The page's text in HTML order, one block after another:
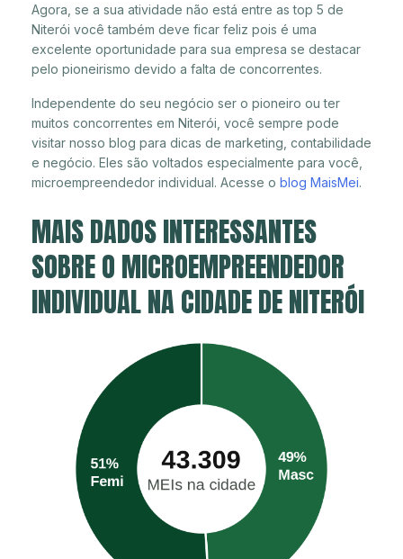
Agora, se a sua atividade não está entre as top 5 de
Niterói você também deve ficar feliz pois é uma
excelente oportunidade para sua empresa se destacar
pelo pioneirismo devido a falta de concorrentes.
Independente do seu negócio ser o pioneiro ou ter
muitos concorrentes em Niterói, você sempre pode
visitar nosso blog para dicas de marketing, contabilidade
e negócio. Eles são voltados especialmente para você,
microempreendedor individual. Acesse o blog MaisMei.
MAIS DADOS INTERESSANTES
SOBRE O MICROEMPREENDEDOR
INDIVIDUAL NA CIDADE DE NITERÓI